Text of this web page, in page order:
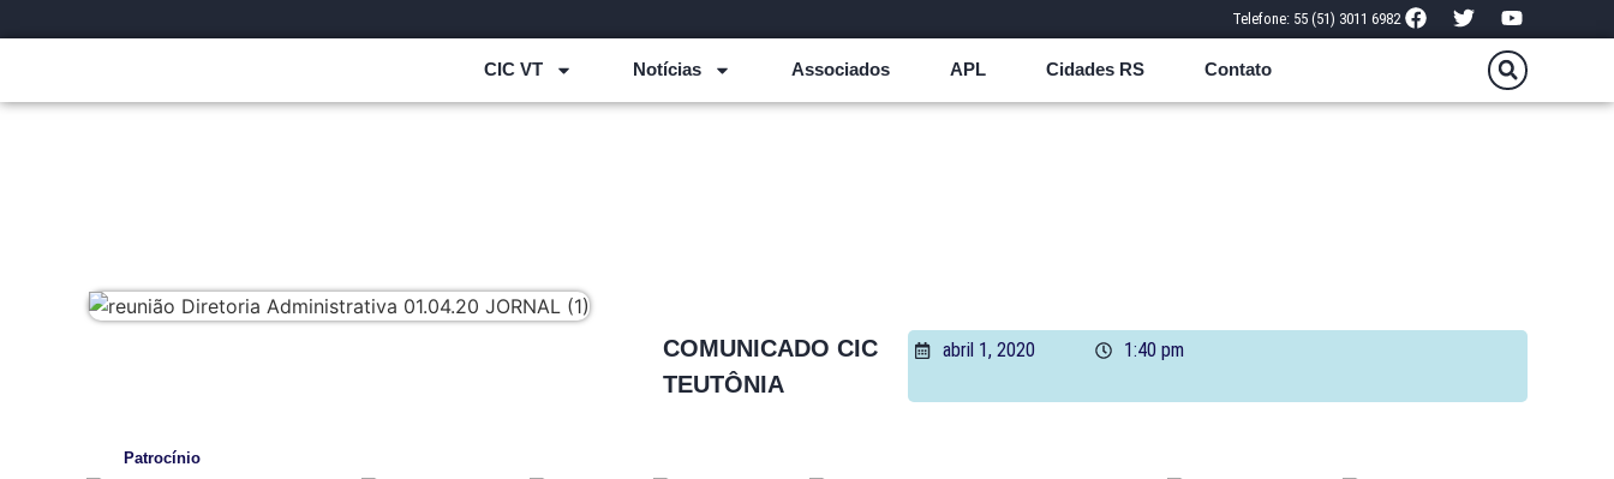
Telefone: 55 (51) 3011 6982
CIC VT Notícias Associados APL Cidades RS Contato
COMUNICADO CIC
TEUTÔNIA
abril 1, 2020 1:40 pm
Patrocínio